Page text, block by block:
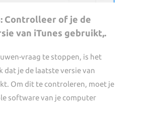
Controlleer of je de
van iTunes gebruikt,.
vraag te stoppen, is het
dat je de laatste versie van
Om dit te controleren, moet je
software van je computer